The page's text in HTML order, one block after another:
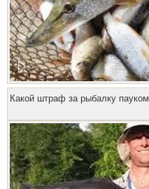
Какой штраф за рыбалку пауком